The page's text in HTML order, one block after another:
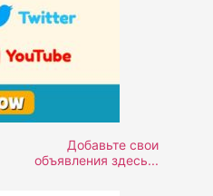
Добавьте свои
объявления здесь...